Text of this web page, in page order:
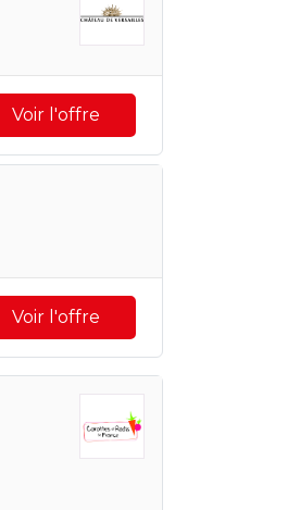
Voir l'offre
Voir l'offre